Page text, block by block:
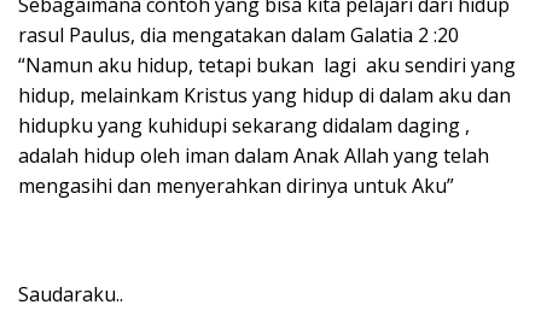
rasul Paulus, dia mengatakan dalam Galatia 2 :20
“Namun aku hidup, tetapi bukan lagi aku sendiri yang
hidup, melainkam Kristus yang hidup di dalam aku dan
hidupku yang kuhidupi sekarang didalam daging ,
adalah hidup oleh iman dalam Anak Allah yang telah
mengasihi dan menyerahkan dirinya untuk Aku”
Saudaraku..